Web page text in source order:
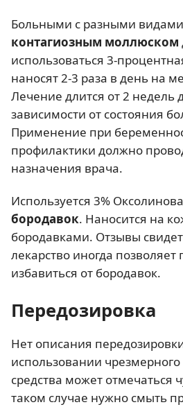
Больными с разными видами
контагиозным моллюском
использоваться 3-
наносят 2-3 раза в день на
Лечение длится от 2 недель
зависимости от состояния
Применение при
профилактики должно
назначения врача.
Используется 3%
бородавок. Наносится на
бородавками. Отзывы
лекарство иногда позволяет
избавиться от бородавок.
Передозировка
Нет описания
использовании чрезмерного
средства может отмечаться
таком случае нужно смыть